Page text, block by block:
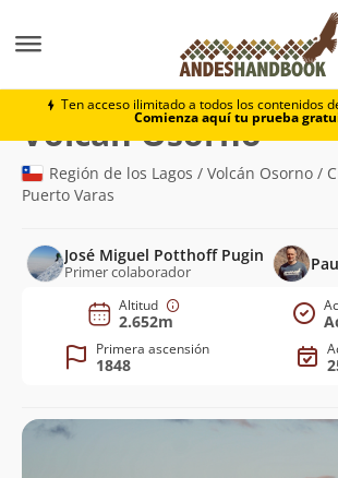
Ten acceso ilimitado a todos los contenidos
Comienza aquí tu prueba
Volcán Osorno
Volcán Osorno
Región de los Lagos / Volcán Osorno /
Puerto Varas
José Miguel Potthoff Pugin
Primer colaborador
Altitud
2.652m
Primera ascensión
1848